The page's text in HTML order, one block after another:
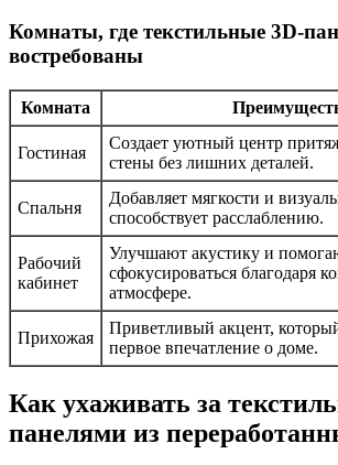
Комнаты, где текстильные 3D-
востребованы
Комната
Гостиная
Создает уютный центр
стены без лишних деталей.
Спальня
Добавляет мягкости и
способствует расслаблению.
Рабочий
кабинет
Улучшают акустику и
сфокусироваться благодаря
атмосфере.
Прихожая
Приветливый акцент,
первое впечатление о доме.
Как ухаживать за
панелями из